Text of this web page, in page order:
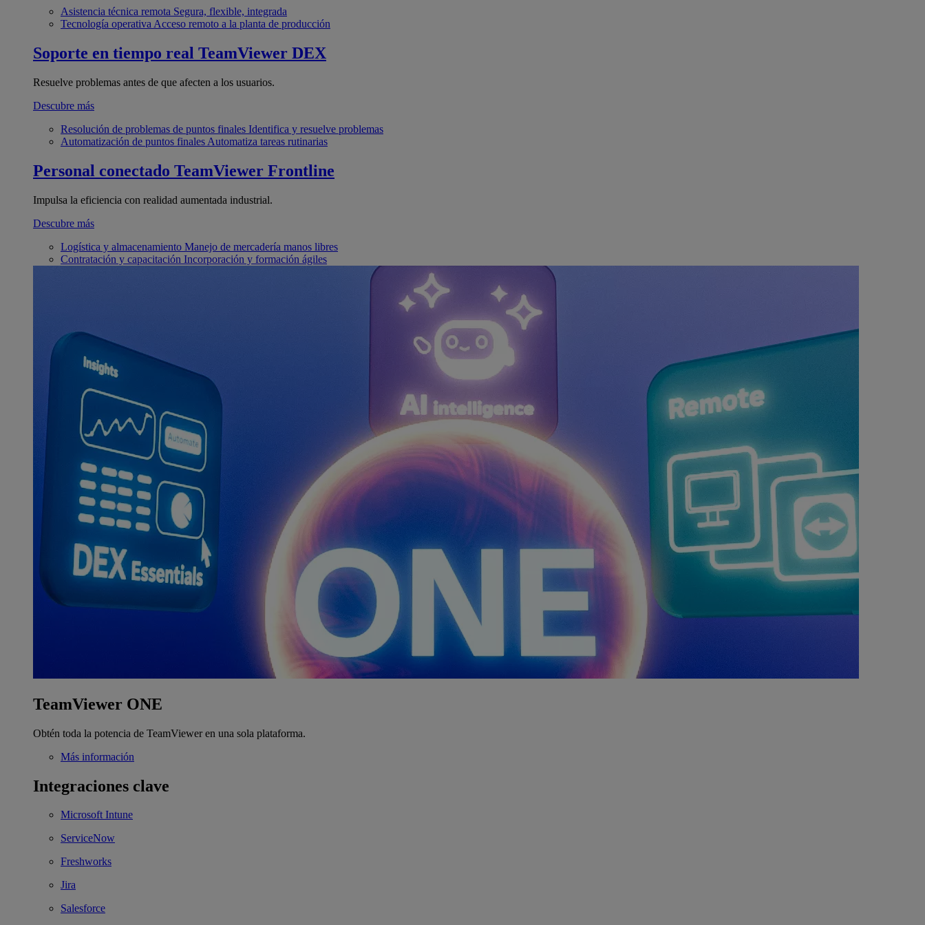
Asistencia técnica remota Segura, flexible, integrada
Tecnología operativa Acceso remoto a la planta de producción
Soporte en tiempo real TeamViewer DEX
Resuelve problemas antes de que afecten a los usuarios.
Descubre más
Resolución de problemas de puntos finales Identifica y resuelve problemas
Automatización de puntos finales Automatiza tareas rutinarias
Personal conectado TeamViewer Frontline
Impulsa la eficiencia con realidad aumentada industrial.
Descubre más
Logística y almacenamiento Manejo de mercadería manos libres
Contratación y capacitación Incorporación y formación ágiles
TeamViewer ONE
Obtén toda la potencia de TeamViewer en una sola plataforma.
Más información
Integraciones clave
Microsoft Intune
ServiceNow
Freshworks
Jira
Salesforce